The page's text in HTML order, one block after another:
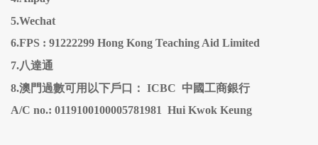
5.Wechat
6.FPS : 91222299 Hong Kong Teaching Aid Limited
7.八達通
8.澳門過數可用以下戶口： ICBC 中國工商銀行
A/C no.: 0119100100005781981 Hui Kwok Keung